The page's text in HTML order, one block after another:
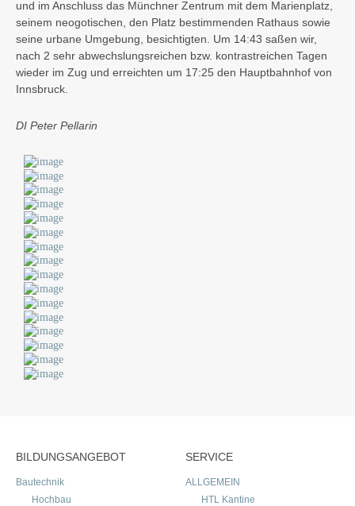
und im Anschluss das Münchner Zentrum mit dem Marienplatz,
seinem neogotischen, den Platz bestimmenden Rathaus sowie
seine urbane Umgebung, besichtigten. Um 14:43 saßen wir,
nach 2 sehr abwechslungsreichen bzw. kontrastreichen Tagen
wieder im Zug und erreichten um 17:25 den Hauptbahnhof von
Innsbruck.
DI Peter Pellarin
BILDUNGSANGEBOT
Bautechnik
Hochbau
SERVICE
ALLGEMEIN
HTL Kantine